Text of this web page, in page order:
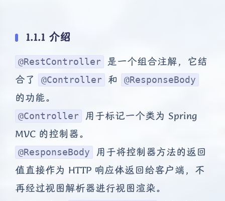
1.1.1 介绍
@RestController
是一个组合注解，它结
合了
@Controller 和 @ResponseBody
的功能。
@Controller
用于标记一个类为 Spring
MVC 的控制器。
@ResponseBody
用于将控制器方法的返回
值直接作为 HTTP 响应体返回给客户端，不
再经过视图解析器进行视图渲染。